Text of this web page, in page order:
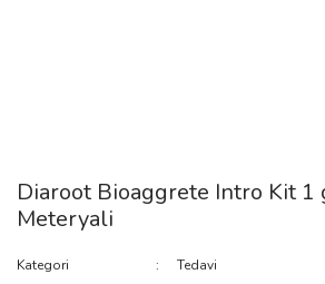
Diaroot Bioaggrete Intro Kit 1
Meteryali
Kategori
Tedavi